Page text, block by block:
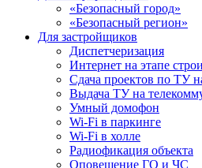
«Безопасный город»
«Безопасный регион»
Для застройщиков
Диспетчеризация
Интернет на этапе
Сдача проектов по ТУ
Выдача ТУ на
Умный домофон
Wi-Fi в паркинге
Wi-Fi в холле
Радиофикация объекта
Оповещение ГО и ЧС